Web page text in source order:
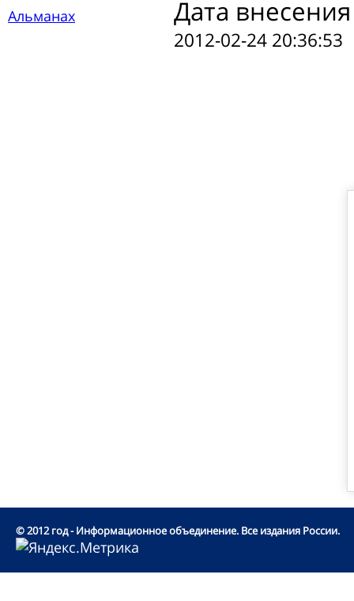
Альманах
Дата
2012-02-24 20:36:53
© 2012 год - Информационное объединение. Все издания России.